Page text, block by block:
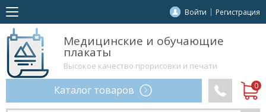
Войти Регистрация
Медицинские и обучающие
плакаты
Высокое качество прорисовки и печати
Каталог товаров